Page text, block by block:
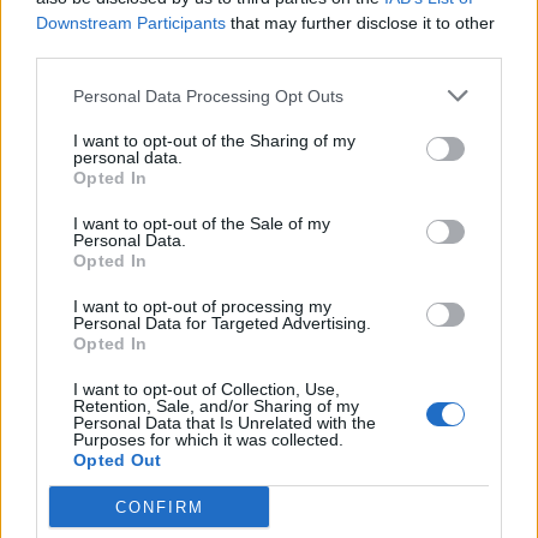
Downstream Participants that may further disclose it to other
Personal Data Processing Opt Outs
I want to opt-out of the Sharing of my
personal data.
Opted In
I want to opt-out of the Sale of my
Personal Data.
Opted In
I want to opt-out of processing my
Personal Data for Targeted Advertising.
Opted In
I want to opt-out of Collection, Use,
Retention, Sale, and/or Sharing of my
Personal Data that Is Unrelated with the
Purposes for which it was collected.
Opted Out
CONFIRM
ΤΖΙΝ SALT AND PEPPER
JEAN SHORTS
Related